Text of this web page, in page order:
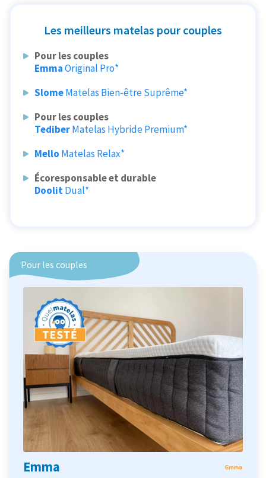
Les meilleurs matelas pour couples
Pour les couples
EmmaOriginal Pro*
SlomeMatelas Bien-être Suprême*
Pour les couples
TediberMatelas Hybride Premium*
Mello Matelas Relax*
Écoresponsable et durable
DoolitDual*
Pour les couples
Emma